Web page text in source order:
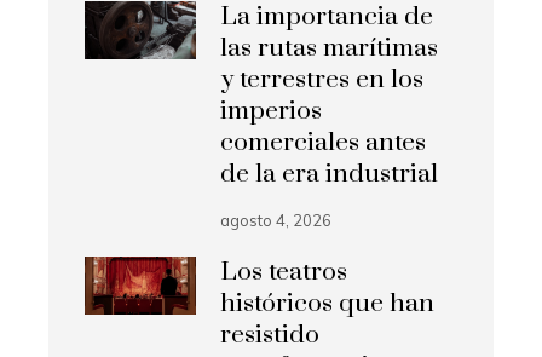
La importancia de
las rutas marítimas
y terrestres en los
imperios
comerciales antes
de la era industrial
agosto 4, 2026
Los teatros
históricos que han
resistido